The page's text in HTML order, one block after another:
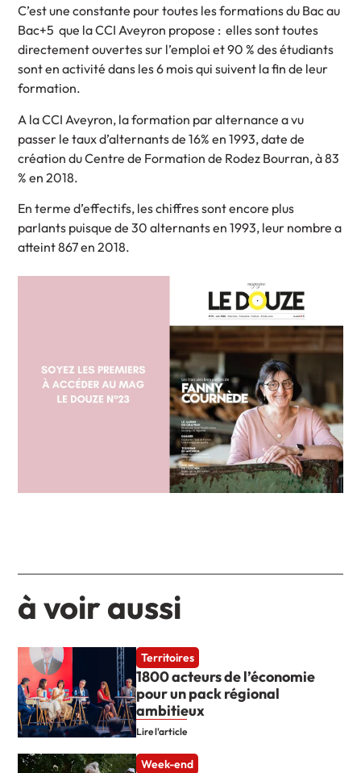
C’est une constante pour toutes les formations du Bac au
Bac+5 que la CCI Aveyron propose : elles sont toutes
directement ouvertes sur l’emploi et 90 % des étudiants
sont en activité dans les 6 mois qui suivent la fin de leur
formation.
A la CCI Aveyron, la formation par alternance a vu
passer le taux d’alternants de 16% en 1993, date de
création du Centre de Formation de Rodez Bourran, à 83
% en 2018.
En terme d’effectifs, les chiffres sont encore plus
parlants puisque de 30 alternants en 1993, leur nombre a
atteint 867 en 2018.
à voir aussi
Territoires
1800 acteurs de l’économie
pour un pack régional
ambitieux
Lire l'article
Week-end